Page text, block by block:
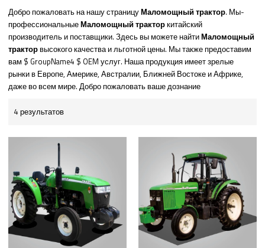
Добро пожаловать на нашу страницуМаломощный трактор. Мы-
профессиональныеМаломощный тракторкитайский
производитель и поставщики. Здесь вы можете найтиМаломощный
тракторвысокого качества и льготной цены. Мы также предоставим
вам $ GroupName4 $ OEM услуг. Наша продукция имеет зрелые
рынки в Европе, Америке, Австралии, Ближней Востоке и Африке,
даже во всем мире. Добро пожаловать ваше дознание
4 результатов